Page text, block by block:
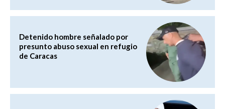
Detenido hombre señalado por
presunto abuso sexual en refugio
de Caracas